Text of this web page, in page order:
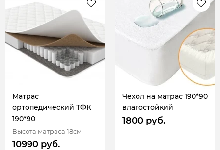
Матрас
ортопедический ТФК
190*90
Высота матраса 18см
10990 руб.
Чехол на матрас 190*90
влагостойкий
1800 руб.